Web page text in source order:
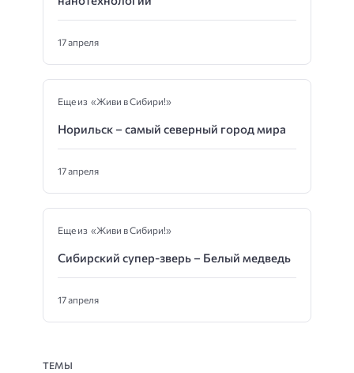
17 апреля
Еще из «Живи в Сибири!»
Норильск – самый северный город мира
17 апреля
Еще из «Живи в Сибири!»
Сибирский супер-зверь – Белый медведь
17 апреля
ТЕМЫ